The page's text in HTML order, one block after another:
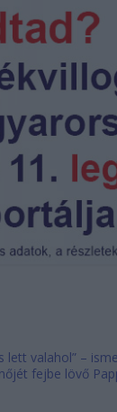
lett valahol” –
fejbe lövő